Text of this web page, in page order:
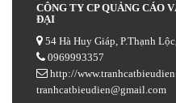
CÔNG TY CP QUẢNG CÁO
ĐẠI
54 Hà Huy Giáp, P.Thạnh
0969993357
http://
tranhcatbieudien@gmail.com